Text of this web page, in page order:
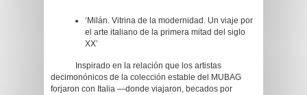
‘Milán. Vitrina de la modernidad. Un viaje por
el arte italiano de la primera mitad del siglo
XX’
Inspirado en la relación que los artistas
decimonónicos de la colección estable del MUBAG
forjaron con Italia —donde viajaron, becados por